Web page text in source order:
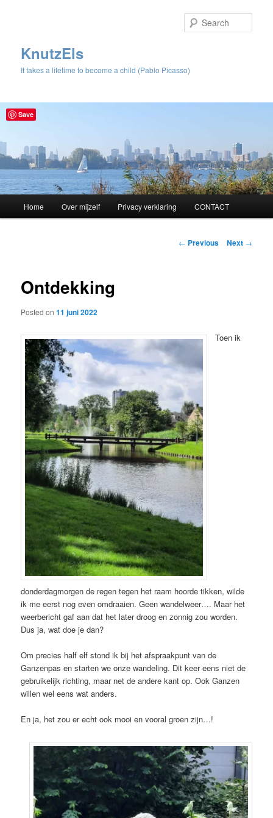
KnutzEls
It takes a lifetime to become a child (Pablo Picasso)
Skip
content
Home Over mijzelf Privacy verklaring CONTACT
Post
← Previous Next →
Ontdekking
Posted on11 juni 2022
Toen ik
donderdagmorgen de regen tegen het raam hoorde tikken, wilde
ik me eerst nog even omdraaien. Geen wandelweer…. Maar het
weerbericht gaf aan dat het later droog en zonnig zou worden.
Dus ja, wat doe je dan?
Om precies half elf stond ik bij het afspraakpunt van de
Ganzenpas en starten we onze wandeling. Dit keer eens niet de
gebruikelijk richting, maar net de andere kant op. Ook Ganzen
willen wel eens wat anders.
En ja, het zou er echt ook mooi en vooral groen zijn…!
Save